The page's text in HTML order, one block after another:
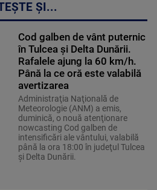
ȘI...
Cod galben de vânt puternic
în Tulcea și Delta Dunării.
Rafalele ajung la 60 km/h.
Până la ce oră este valabilă
avertizarea
Administraţia Naţională de
Meteorologie (ANM) a emis,
duminică, o nouă atenţionare
nowcasting Cod galben de
intensificări ale vântului, valabilă
până la ora 18:00 în judeţul Tulcea
şi Delta Dunării.